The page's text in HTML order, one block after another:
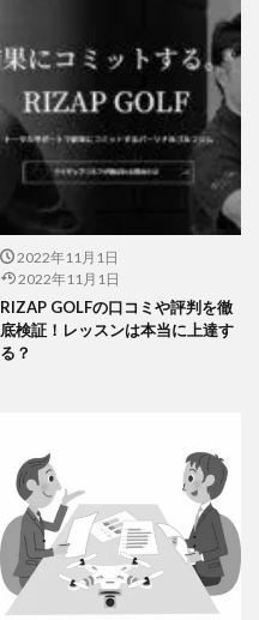
2022年11月1日
2022年11月1日
RIZAP GOLFの口コミや評判を徹
底検証！レッスンは本当に上達す
る？